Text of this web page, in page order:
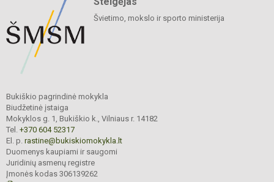
Švietimo, mokslo ir sporto ministerija
Bukiškio pagrindinė mokykla
Biudžetinė įstaiga
Mokyklos g. 1, Bukiškio k., Vilniaus r. 14182
Tel. +370 604 52317
El. p. rastine@bukiskiomokykla.lt
Duomenys kaupiami ir saugomi
Juridinių asmenų registre
Įmonės kodas 306139262